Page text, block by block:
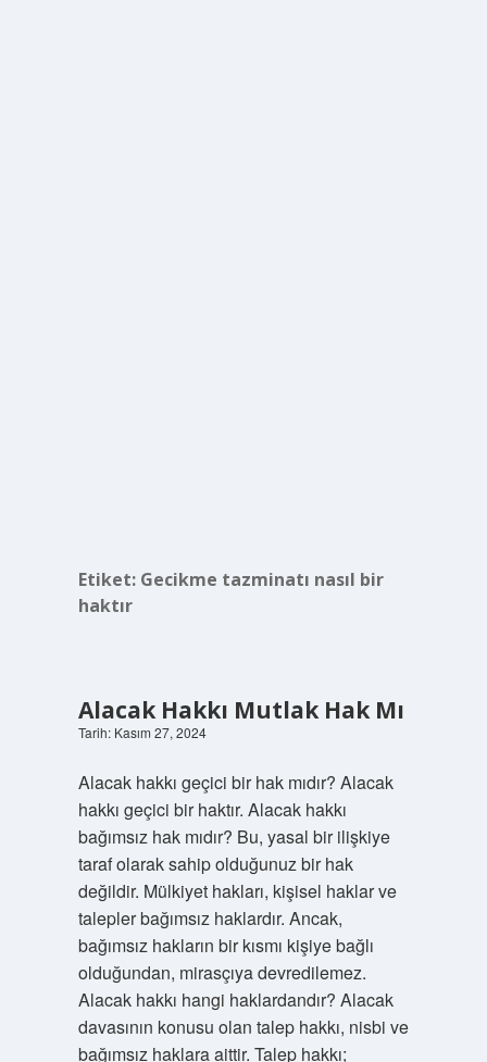
Etiket: Gecikme tazminatı nasıl bir
haktır
Alacak Hakkı Mutlak Hak Mı
Tarih: Kasım 27, 2024
Alacak hakkı geçici bir hak mıdır? Alacak
hakkı geçici bir haktır. Alacak hakkı
bağımsız hak mıdır? Bu, yasal bir ilişkiye
taraf olarak sahip olduğunuz bir hak
değildir. Mülkiyet hakları, kişisel haklar ve
talepler bağımsız haklardır. Ancak,
bağımsız hakların bir kısmı kişiye bağlı
olduğundan, mirasçıya devredilemez.
Alacak hakkı hangi haklardandır? Alacak
davasının konusu olan talep hakkı, nisbi ve
bağımsız haklara aittir. Talep hakkı;